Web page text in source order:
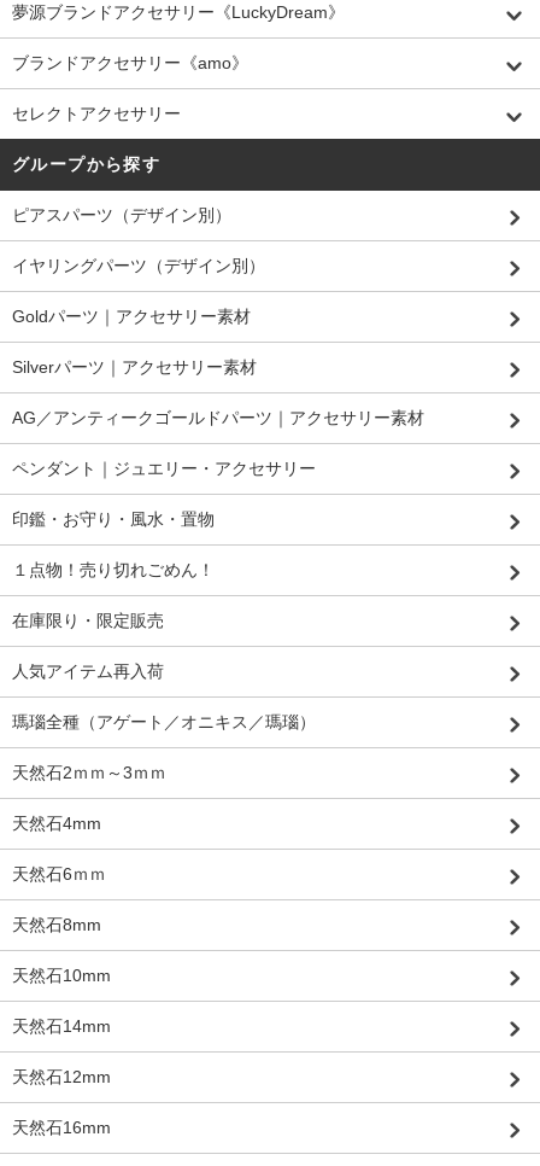
夢源ブランドアクセサリー《LuckyDream》
ブランドアクセサリー《amo》
セレクトアクセサリー
グループから探す
ピアスパーツ（デザイン別）
イヤリングパーツ（デザイン別）
Goldパーツ｜アクセサリー素材
Silverパーツ｜アクセサリー素材
AG／アンティークゴールドパーツ｜アクセサリー素材
ペンダント｜ジュエリー・アクセサリー
印鑑・お守り・風水・置物
１点物！売り切れごめん！
在庫限り・限定販売
人気アイテム再入荷
瑪瑙全種（アゲート／オニキス／瑪瑙）
天然石2ｍｍ～3ｍｍ
天然石4mm
天然石6ｍｍ
天然石8mm
天然石10mm
天然石14mm
天然石12mm
天然石16mm